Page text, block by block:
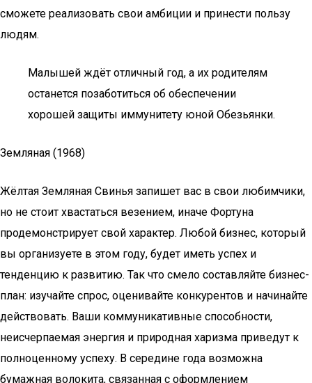
сможете реализовать свои амбиции и принести пользу
людям.
Малышей ждёт отличный год, а их родителям
останется позаботиться об обеспечении
хорошей защиты иммунитету юной Обезьянки.
Земляная (1968)
Жёлтая Земляная Свинья запишет вас в свои любимчики,
но не стоит хвастаться везением, иначе Фортуна
продемонстрирует свой характер. Любой бизнес, который
вы организуете в этом году, будет иметь успех и
тенденцию к развитию. Так что смело составляйте бизнес-
план: изучайте спрос, оценивайте конкурентов и начинайте
действовать. Ваши коммуникативные способности,
неисчерпаемая энергия и природная харизма приведут к
полноценному успеху. В середине года возможна
бумажная волокита, связанная с оформлением